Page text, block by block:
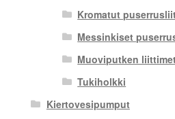
Kromatut
Messinkiset
Muoviputken
Tukiholkki
Kiertovesipumput